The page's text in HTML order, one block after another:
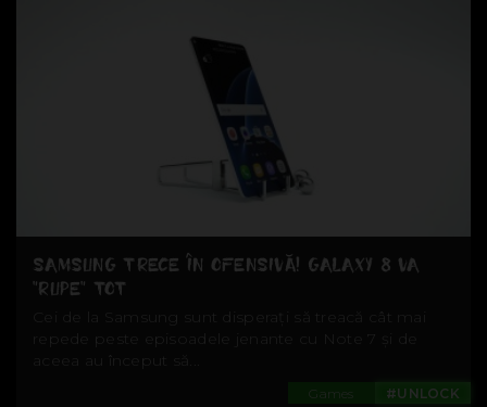
SAMSUNG TRECE ÎN OFENSIVĂ! GALAXY 8 VA
”RUPE” TOT
Cei de la Samsung sunt disperați să treacă cât mai
repede peste episoadele jenante cu Note 7 și de
aceea au început să...
#UNLOCK
Games